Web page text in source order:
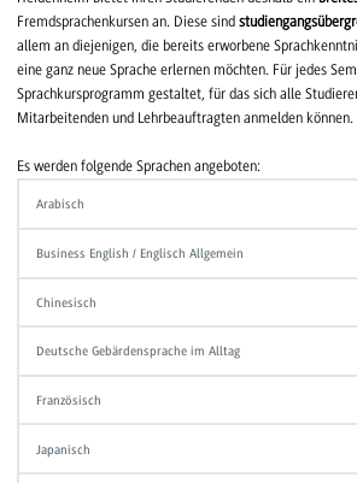
Fremdsprachenkursen an. Diese sind
allem an diejenigen, die bereits erworbene
eine ganz neue Sprache erlernen möchten. Für jedes
Sprachkursprogramm gestaltet, für das sich alle
Mitarbeitenden und Lehrbeauftragten anmelden können.
Es werden folgende Sprachen angeboten:
Arabisch
Business English / Englisch Allgemein
Chinesisch
Deutsche Gebärdensprache im Alltag
Französisch
Japanisch